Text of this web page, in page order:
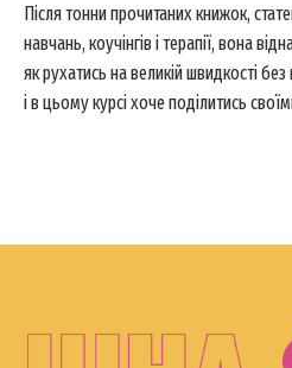
Після тонни прочитаних книжок,
навчань, коучінгів і терапії, вона
як рухатись на великій швидкості
і в цьому курсі хоче поділитись